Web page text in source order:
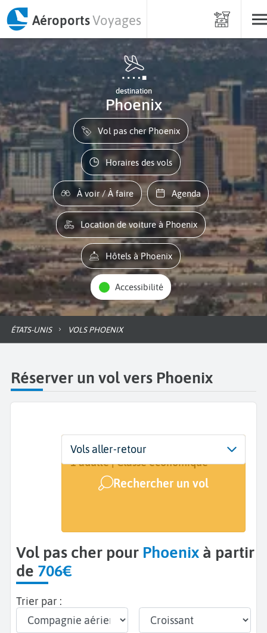
AéroportsVoyages
destination
Phoenix
Vol pas cher Phoenix
Horaires des vols
À voir / À faire Agenda
Location de voiture à Phoenix
Hôtels à Phoenix
Accessibilité
ÉTATS-UNIS VOLS PHOENIX
Réserver un vol vers Phoenix
Départ
De...
Dates
Dates de votre voyage
Voyageurs | Classe
1 adulte | Classe économique
Rechercher un vol
Vols aller-retour
Vol pas cher pour Phoenix à partir
de 706€
Trier par :